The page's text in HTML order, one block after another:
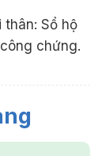
Sổ hộ
chứng.